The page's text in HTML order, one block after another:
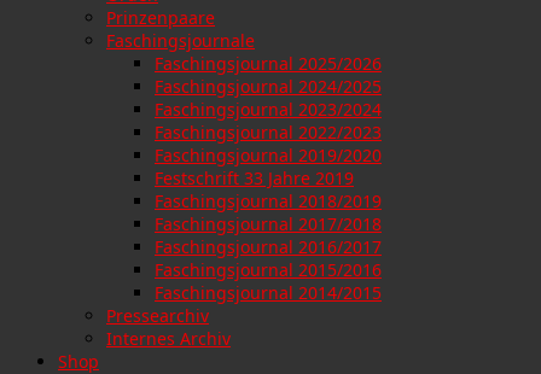
Prinzenpaare
Faschingsjournale
Faschingsjournal 2025/2026
Faschingsjournal 2024/2025
Faschingsjournal 2023/2024
Faschingsjournal 2022/2023
Faschingsjournal 2019/2020
Festschrift 33 Jahre 2019
Faschingsjournal 2018/2019
Faschingsjournal 2017/2018
Faschingsjournal 2016/2017
Faschingsjournal 2015/2016
Faschingsjournal 2014/2015
Pressearchiv
Internes Archiv
Shop